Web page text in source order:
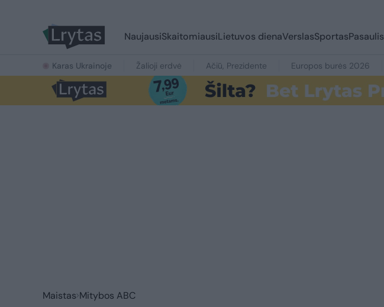
NaujausiSkaitomiausiLietuvos dienaVerslasSportasPasaulis
Karas Ukrainoje Žalioji erdvė Ačiū, Prezidente Europos burės 2026
Maistas Mitybos ABC